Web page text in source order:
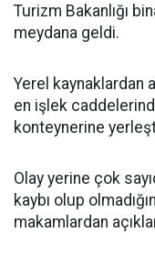
Turizm Bakanlığı
meydana geldi.
Yerel kaynaklardan
en işlek
konteynerine
Olay yerine çok
kaybı olup
makamlardan